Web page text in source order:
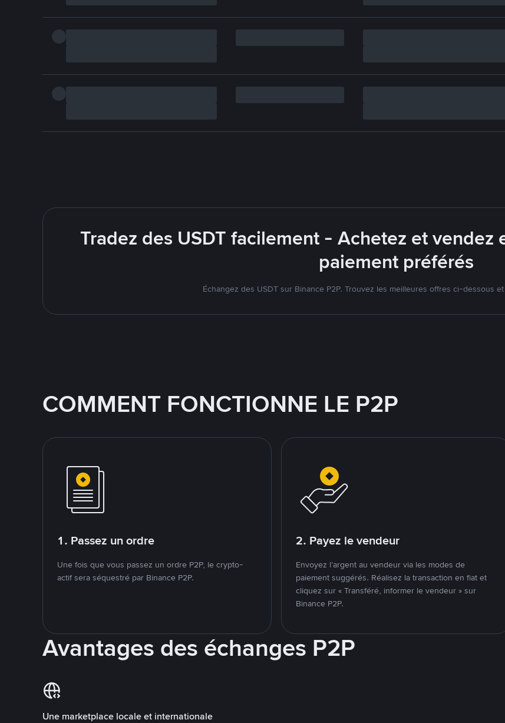
Tradez des USDT facilement - Achetez et vendez
paiement préférés
Échangez des USDT sur Binance P2P. Trouvez les meilleures offres ci-dessous
COMMENT FONCTIONNE LE P2P
1. Passez un ordre
Une fois que vous passez un ordre P2P, le crypto-
actif sera séquestré par Binance P2P.
2. Payez le vendeur
Envoyez l’argent au vendeur via les modes de
paiement suggérés. Réalisez la transaction en fiat et
cliquez sur « Transféré, informer le vendeur » sur
Binance P2P.
Avantages des échanges P2P
Une marketplace locale et internationale